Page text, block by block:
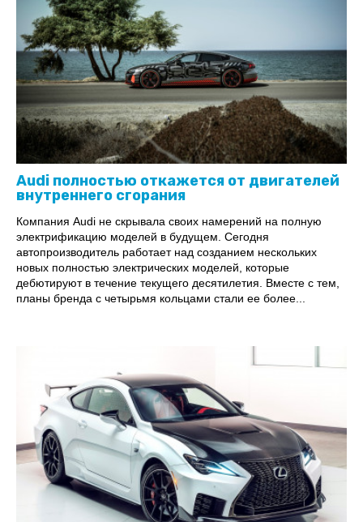
Audi полностью откажется от двигателей
внутреннего сгорания
Компания Audi не скрывала своих намерений на полную
электрификацию моделей в будущем. Сегодня
автопроизводитель работает над созданием нескольких
новых полностью электрических моделей, которые
дебютируют в течение текущего десятилетия. Вместе с тем,
планы бренда с четырьмя кольцами стали ее более...